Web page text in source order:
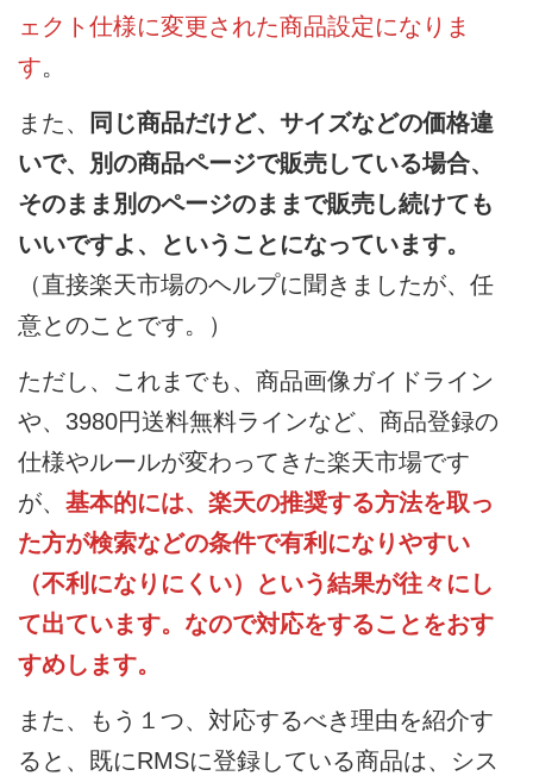
ェクト仕様に変更された商品設定になりま
す。
また、
同じ商品だけど、サイズなどの価格違
いで、別の商品ページで販売している場合、
そのまま別のページのままで販売し続けても
いいですよ、ということになっています。
（直接楽天市場のヘルプに聞きましたが、任
意とのことです。）
ただし、これまでも、商品画像ガイドライン
や、3980円送料無料ラインなど、商品登録の
仕様やルールが変わってきた楽天市場です
が、 基本的には、楽天の推奨する方法を取っ
た方が検索などの条件で有利になりやすい
（不利になりにくい）という結果が往々にし
て出ています。なので対応をすることをおす
すめします。
また、もう１つ、対応するべき理由を紹介す
ると、既にRMSに登録している商品は、シス